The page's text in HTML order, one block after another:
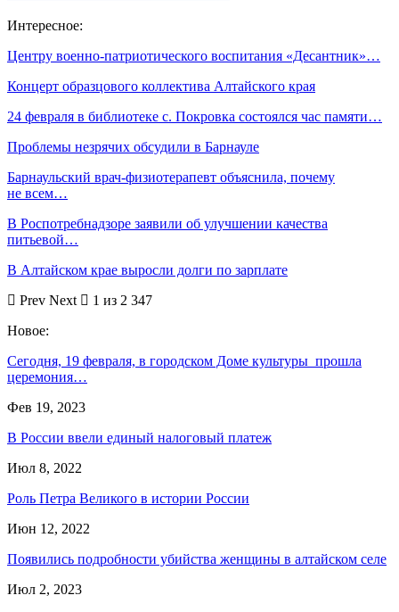
Интересное:
Центру военно-патриотического воспитания «Десантник»…
Концерт образцового коллектива Алтайского края
24 февраля в библиотеке с. Покровка состоялся час памяти…
Проблемы незрячих обсудили в Барнауле
Барнаульский врач-физиотерапевт объяснила, почему
не всем…
В Роспотребнадзоре заявили об улучшении качества
питьевой…
В Алтайском крае выросли долги по зарплате
Prev Next
1 из 2 347
Новое:
Сегодня, 19 февраля, в городском Доме культуры прошла
церемония…
Фев 19, 2023
В России ввели единый налоговый платеж
Июл 8, 2022
Роль Петра Великого в истории России
Июн 12, 2022
Появились подробности убийства женщины в алтайском селе
Июл 2, 2023